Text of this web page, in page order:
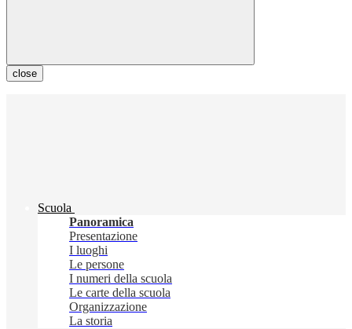
close
Scuola
Panoramica
Presentazione
I luoghi
Le persone
I numeri della scuola
Le carte della scuola
Organizzazione
La storia